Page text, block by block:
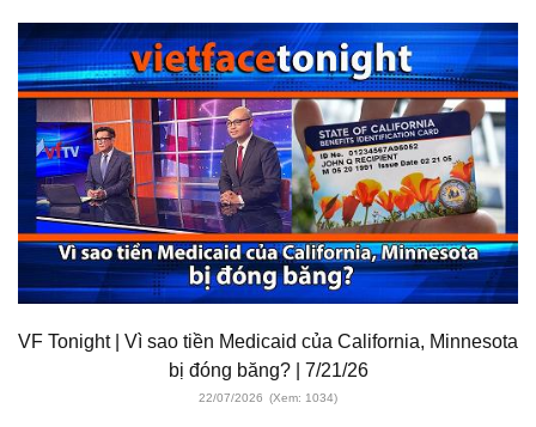
VF Tonight | Vì sao tiền Medicaid của California, Minnesota
bị đóng băng? | 7/21/26
22/07/2026 (Xem: 1034)